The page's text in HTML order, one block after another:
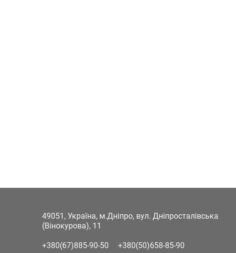
49051, Україна, м.Дніпро, вул. Дніпросталівська
(Вінокурова), 11
+380(67)885-90-50 +380(50)658-85-90